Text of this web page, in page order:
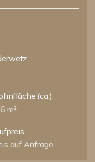
(ca.)
m²
auf Anfrage